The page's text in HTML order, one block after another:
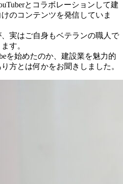
とコラボレーションして建
のコンテンツを発信していま
実はご自身もベテランの職人で
す。
を始めたのか、建設業を魅力的
方とは何かをお聞きしました。